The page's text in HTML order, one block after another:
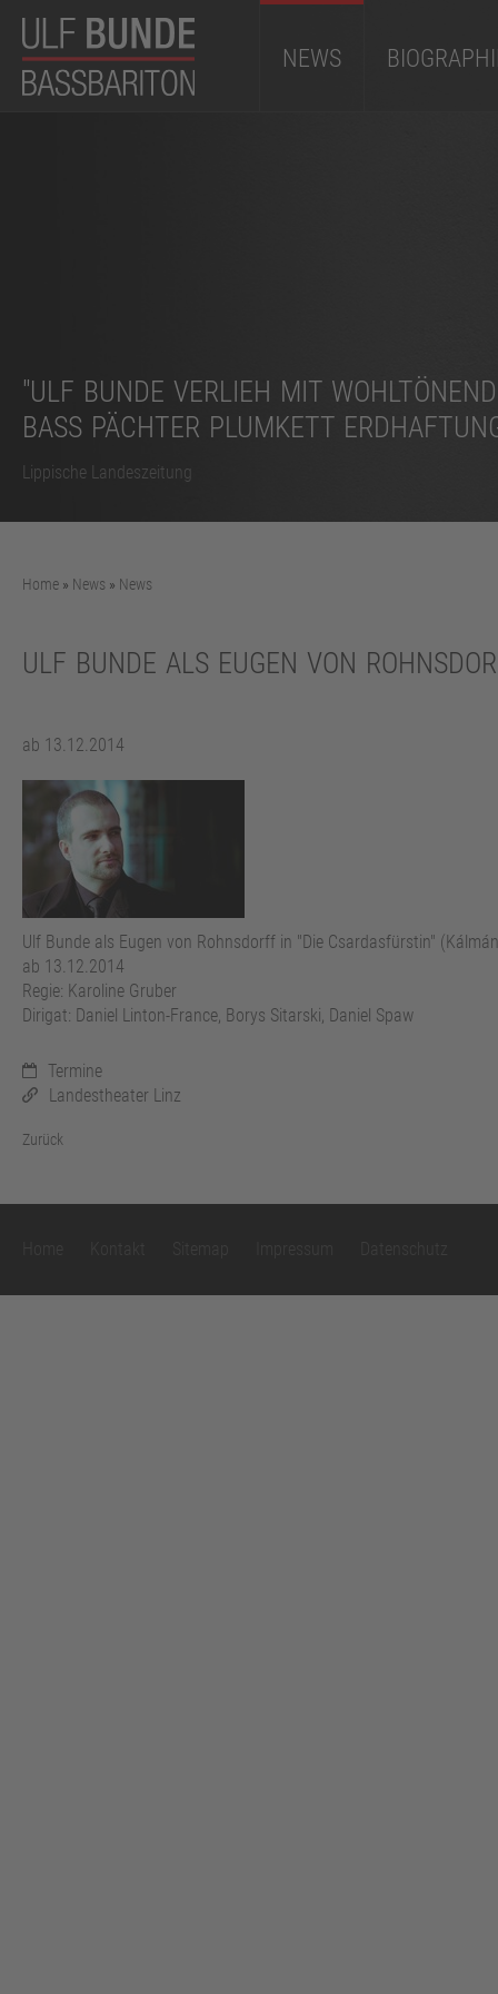
NEWS
"ULF BUNDE VERLIEH MIT
BASS PÄCHTER PLUMKETT
Lippische Landeszeitung
Home » News » News
ULF BUNDE ALS EUGEN VON
ab 13.12.2014
Ulf Bunde als Eugen von Rohnsdorff in "Die Csardasfürstin"
ab 13.12.2014
Regie: Karoline Gruber
Dirigat: Daniel Linton-France, Borys Sitarski, Daniel Spaw
Termine
Landestheater Linz
Zurück